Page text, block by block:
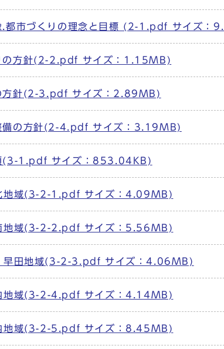
.都市づくりの理念と目標 (2-1.pdf サイズ：
の方針(2-2.pdf サイズ：1.15MB)
方針(2-3.pdf サイズ：2.89MB)
備の方針(2-4.pdf サイズ：3.19MB)
(3-1.pdf サイズ：853.04KB)
地域(3-2-1.pdf サイズ：4.09MB)
地域(3-2-2.pdf サイズ：5.56MB)
早田地域(3-2-3.pdf サイズ：4.06MB)
地域(3-2-4.pdf サイズ：4.14MB)
地域(3-2-5.pdf サイズ：8.45MB)